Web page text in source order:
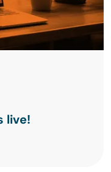
live!